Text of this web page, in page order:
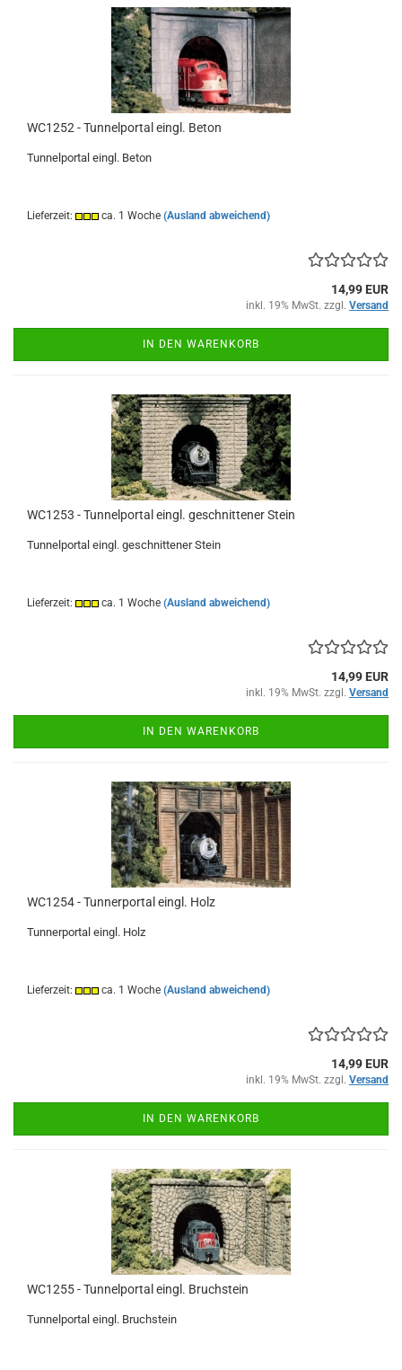
WC1252 - Tunnelportal eingl. Beton
Tunnelportal eingl. Beton
Lieferzeit: ca. 1 Woche (Ausland abweichend)
14,99 EUR
inkl. 19% MwSt. zzgl. Versand
IN DEN WARENKORB
WC1253 - Tunnelportal eingl. geschnittener Stein
Tunnelportal eingl. geschnittener Stein
Lieferzeit: ca. 1 Woche (Ausland abweichend)
14,99 EUR
inkl. 19% MwSt. zzgl. Versand
IN DEN WARENKORB
WC1254 - Tunnerportal eingl. Holz
Tunnerportal eingl. Holz
Lieferzeit: ca. 1 Woche (Ausland abweichend)
14,99 EUR
inkl. 19% MwSt. zzgl. Versand
IN DEN WARENKORB
WC1255 - Tunnelportal eingl. Bruchstein
Tunnelportal eingl. Bruchstein